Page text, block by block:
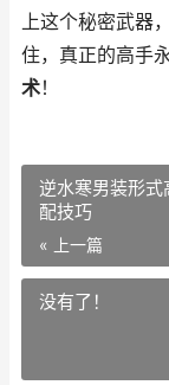
上这个秘密武器
住，真正的高手
术！
逆水寒男装形
配技巧
« 上一篇
没有了！